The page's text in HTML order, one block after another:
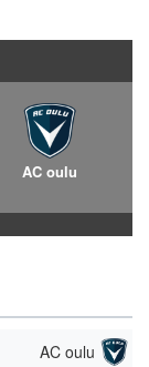
AC oulu
AC oulu